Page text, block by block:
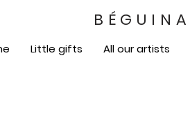
Little gifts All our artists